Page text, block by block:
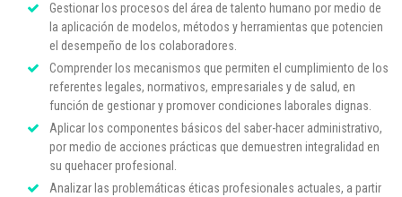
Gestionar los procesos del área de talento humano por medio de
la aplicación de modelos, métodos y herramientas que potencien
el desempeño de los colaboradores.
Comprender los mecanismos que permiten el cumplimiento de los
referentes legales, normativos, empresariales y de salud, en
función de gestionar y promover condiciones laborales dignas.
Aplicar los componentes básicos del saber-hacer administrativo,
por medio de acciones prácticas que demuestren integralidad en
su quehacer profesional.
Analizar las problemáticas éticas profesionales actuales, a partir